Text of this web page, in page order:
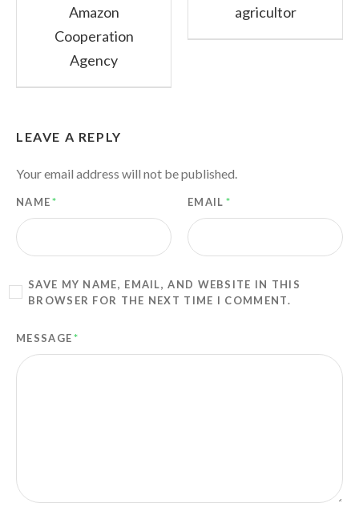
Amazon
Cooperation
Agency
agricultor
LEAVE A REPLY
Your email address will not be published.
NAME * EMAIL *
SAVE MY NAME, EMAIL, AND WEBSITE IN THIS
BROWSER FOR THE NEXT TIME I COMMENT.
MESSAGE*